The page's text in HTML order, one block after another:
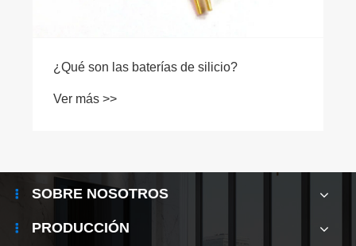
¿Qué son las baterías de silicio?
Ver más >>
SOBRE NOSOTROS
PRODUCCIÓN